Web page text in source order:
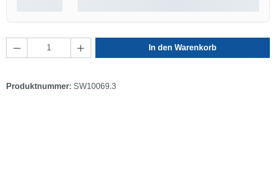
Produkt Anzahl: Gib den gewünschten Wert ein
In den Warenkorb
Produktnummer: SW10069.3